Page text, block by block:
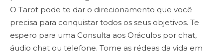
O Tarot pode te dar o direcionamento que você
precisa para conquistar todos os seus objetivos. Te
espero para uma Consulta aos Oráculos por chat,
áudio chat ou telefone. Tome as rédeas da vida em